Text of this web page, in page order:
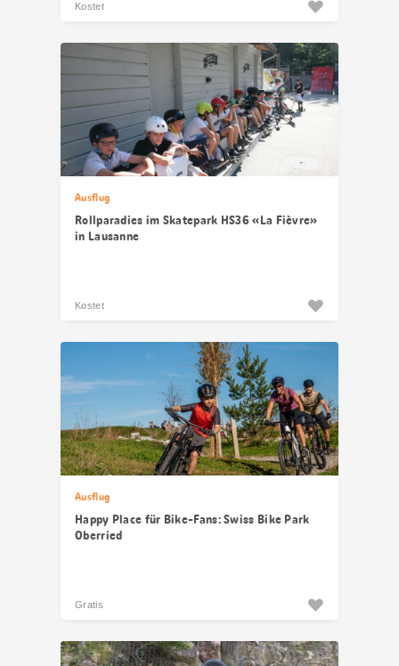
Kostet
Ausflug
Rollparadies im Skatepark HS36 «La Fièvre»
in Lausanne
Kostet
Ausflug
Happy Place für Bike-Fans: Swiss Bike Park
Oberried
Gratis